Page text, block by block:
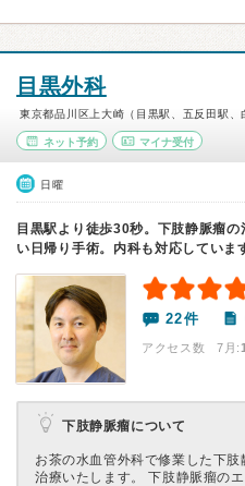
目黒外科
東京都品川区上大崎（目黒駅、五反田駅、
ネット予約 マイナ受付
日曜
目黒駅より徒歩30秒。下肢静脈瘤
い日帰り手術。内科も対応していま
22件
アクセス数 7月:
下肢静脈瘤について
お茶の水血管外科で修業した下
治療いたします。 下肢静脈瘤の